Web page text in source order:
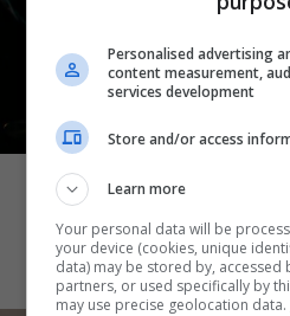
ΜΟΥΣΙΚΑ
Σωκράτης Μάλαμας:
στο Κατράκειο για
Personalised advertising
content measurement,
services development
Store and/or access
Learn more
Your personal data will be
your device (cookies, unique
data) may be stored by, accessed
partners, or used specifically by
may use precise geolocation data.